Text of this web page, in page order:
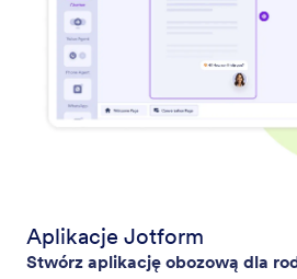
Aplikacje Jotform
Stwórz aplikację obozową dla